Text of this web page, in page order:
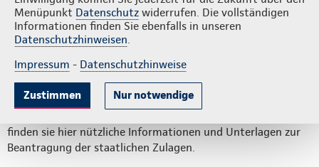
Menüpunkt Datenschutz widerrufen. Die vollständigen
Informationen finden Sie ebenfalls in unseren
Datenschutzhinweisen.
Impressum - Datenschutzhinweise
Zustimmen Nur notwendige
Riester-Zulagen
Auf dieser Seite:
Zulagen 2025
Zulagen 2026
Weitere Informationen
Keine Fördergelder verschenken
Unsere Kunden informieren wir jedes Frühjahr mit der
finden sie hier nützliche Informationen und Unterlagen zur
Beantragung der staatlichen Zulagen.